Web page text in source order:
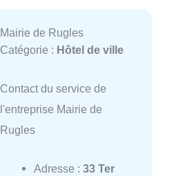
Mairie de Rugles
Catégorie : Hôtel de ville
Contact du service de
l'entreprise Mairie de
Rugles
Adresse : 33 Ter